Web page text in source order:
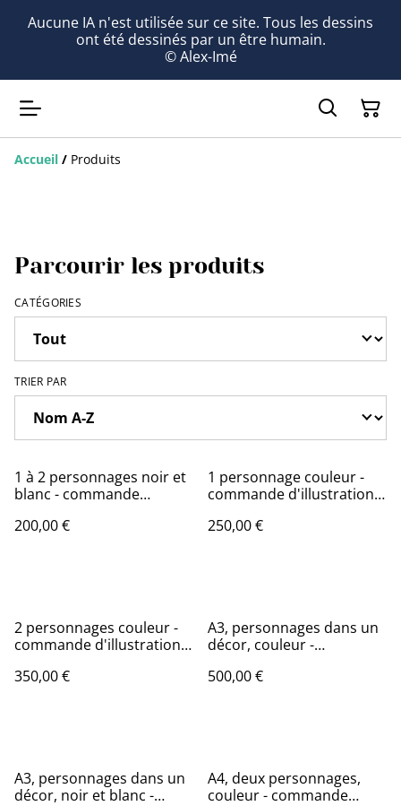
Aucune IA n'est utilisée sur ce site. Tous les dessins
ont été dessinés par un être humain.
© Alex-Imé
Accueil / Produits
Parcourir les produits
CATÉGORIES
TRIER PAR
1 à 2 personnages noir et
blanc - commande
200,00 €
1 personnage couleur -
commande d'illustration
250,00 €
2 personnages couleur -
commande d'illustration
350,00 €
A3, personnages dans un
décor, couleur -
originale
500,00 €
A3, personnages dans un
décor, noir et blanc -
A4, deux personnages,
couleur - commande